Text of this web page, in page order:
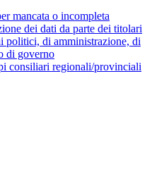
mancata o incompleta
dei dati da parte dei titolari
politici, di amministrazione, di
di governo
consiliari regionali/provinciali